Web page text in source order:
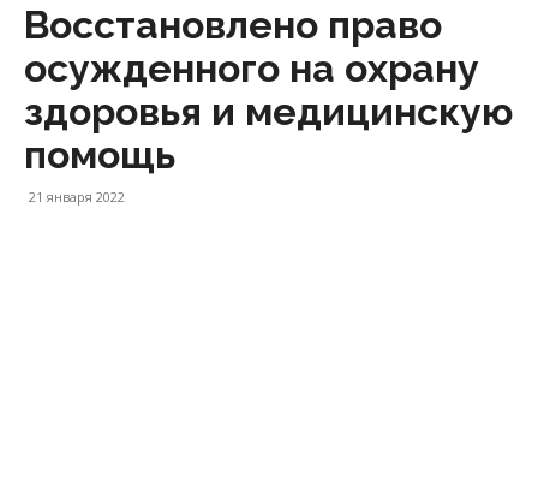
Восстановлено право
осужденного на охрану
здоровья и медицинскую
помощь
21 января 2022